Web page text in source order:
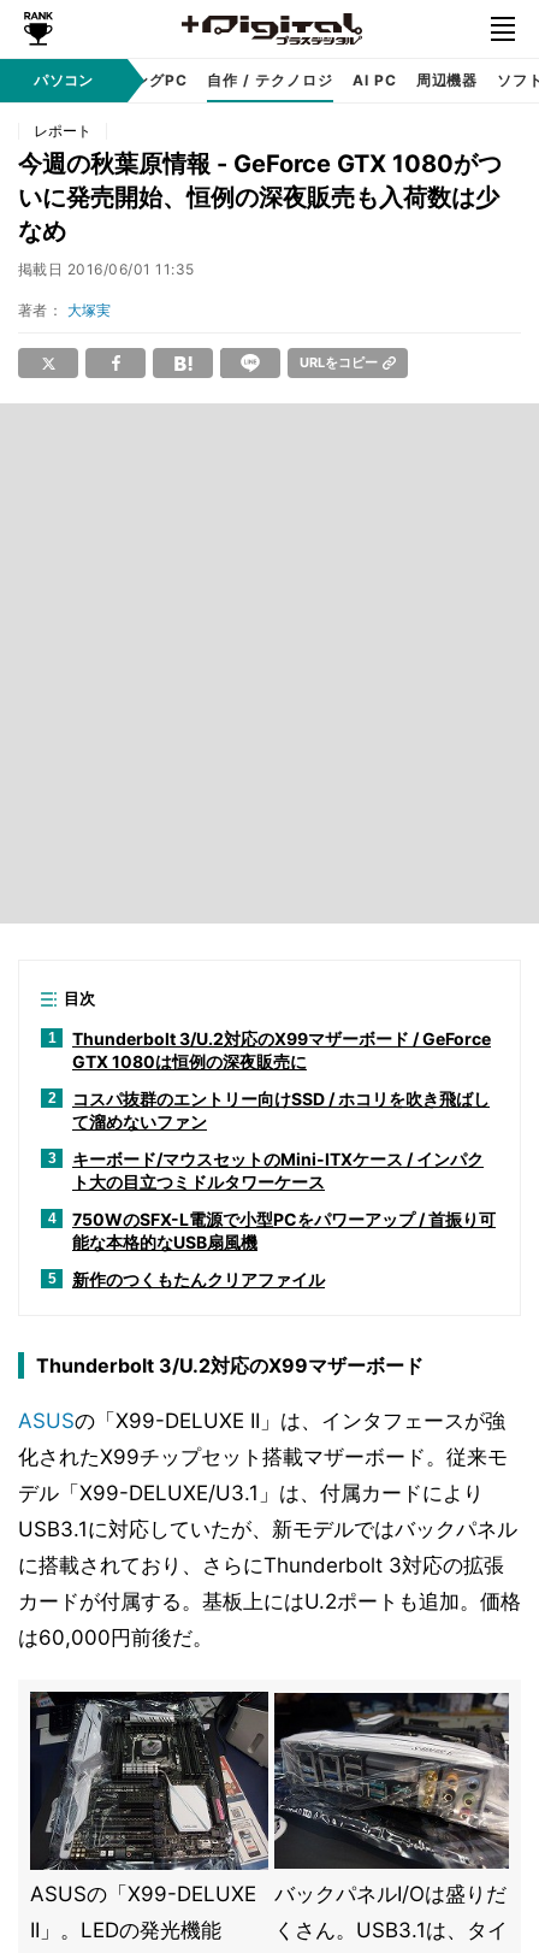
パソコン
PC本体 ゲーミングPC 自作 / テクノロジ AI PC 周辺機器 ソフ
レポート
今週の秋葉原情報 - GeForce GTX 1080がつ
いに発売開始、恒例の深夜販売も入荷数は少
なめ
掲載日 2016/06/01 11:35
著者： 大塚実
URLをコピー
目次
1
Thunderbolt 3/U.2対応のX99マザーボード / GeForce
GTX 1080は恒例の深夜販売に
2
コスパ抜群のエントリー向けSSD / ホコリを吹き飛ばし
て溜めないファン
3
キーボード/マウスセットのMini-ITXケース / インパク
ト大の目立つミドルタワーケース
4
750WのSFX-L電源で小型PCをパワーアップ / 首振り可
能な本格的なUSB扇風機
5 新作のつくもたんクリアファイル
Thunderbolt 3/U.2対応のX99マザーボード
ASUSの「X99-DELUXE II」は、インタフェースが強
化されたX99チップセット搭載マザーボード。従来モ
デル「X99-DELUXE/U3.1」は、付属カードにより
USB3.1に対応していたが、新モデルではバックパネル
に搭載されており、さらにThunderbolt 3対応の拡張
カードが付属する。基板上にはU.2ポートも追加。価格
は60,000円前後だ。
ASUSの「X99-DELUXE
II」。LEDの発光機能
バックパネルI/Oは盛りだ
くさん。USB3.1は、タイ